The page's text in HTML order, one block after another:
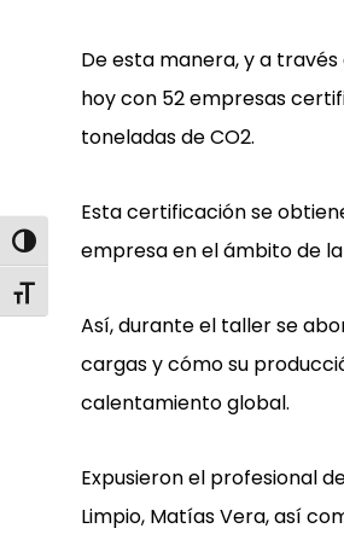
Alternar alto contraste
Alternar tamaño de letra
De esta manera, y a
hoy con 52 empresas
toneladas de CO2.
Esta certificación se
empresa en el ámbito de
Así, durante el taller se
cargas y cómo su
calentamiento global.
Expusieron el profesional
Limpio, Matías Vera, así